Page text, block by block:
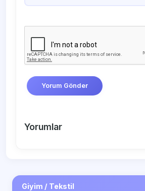
Yorum Gönder
Yorumlar
Giyim / Tekstil